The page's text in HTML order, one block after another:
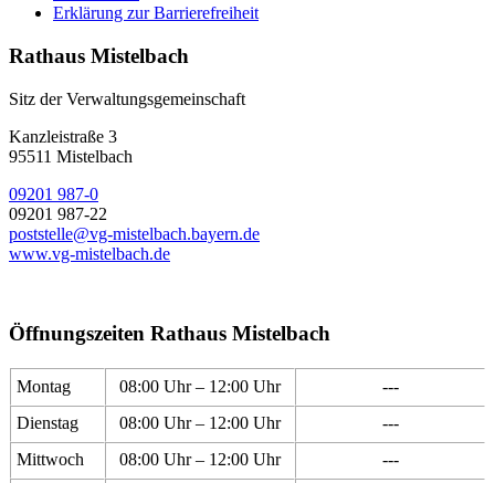
Erklärung zur Barrierefreiheit
Rathaus Mistelbach
Sitz der Verwaltungsgemeinschaft
Kanzleistraße 3
95511 Mistelbach
09201 987-0
09201 987-22
poststelle@vg-mistelbach.bayern.de
www.vg-mistelbach.de
Öffnungszeiten Rathaus Mistelbach
Montag 08:00 Uhr – 12:00 Uhr
---
Dienstag
08:00 Uhr – 12:00 Uhr
---
Mittwoch
08:00 Uhr – 12:00 Uhr
---